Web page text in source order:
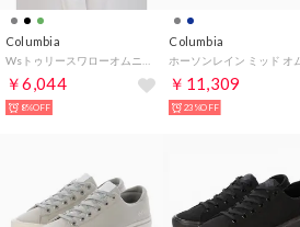
Columbia
￥6,044
8%OFF
Columbia
￥11,309
23%OFF